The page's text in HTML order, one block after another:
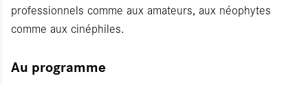
professionnels comme aux amateurs, aux néophytes
comme aux cinéphiles.
Au programme